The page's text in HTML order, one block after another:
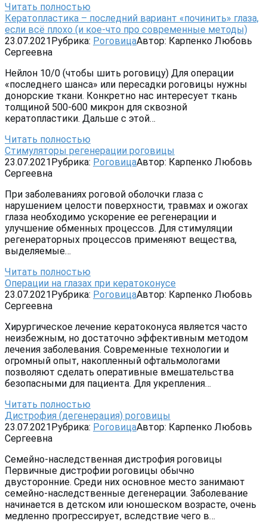
Читать полностью
Кератопластика – последний вариант «починить» глаза,
если всё плохо (и кое-что про современные методы)
23.07.2021Рубрика: РоговицаАвтор: Карпенко Любовь
Сергеевна
Нейлон 10/0 (чтобы шить роговицу) Для операции
«последнего шанса» или пересадки роговицы нужны
донорские ткани. Конкретно нас интересует ткань
толщиной 500-600 микрон для сквозной
кератопластики. Дальше с этой…
Читать полностью
Стимуляторы регенерации роговицы
23.07.2021Рубрика: РоговицаАвтор: Карпенко Любовь
Сергеевна
При заболеваниях роговой оболочки глаза с
нарушением целости поверхности, травмах и ожогах
глаза необходимо ускорение ее регенерации и
улучшение обменных процессов. Для стимуляции
регенераторных процессов применяют вещества,
выделяемые…
Читать полностью
Операции на глазах при кератоконусе
23.07.2021Рубрика: РоговицаАвтор: Карпенко Любовь
Сергеевна
Хирургическое лечение кератоконуса является часто
неизбежным, но достаточно эффективным методом
лечения заболевания. Современные технологии и
огромный опыт, накопленный офтальмологами
позволяют сделать оперативные вмешательства
безопасными для пациента. Для укрепления…
Читать полностью
Дистрофия (дегенерация) роговицы
23.07.2021Рубрика: РоговицаАвтор: Карпенко Любовь
Сергеевна
Семейно-наследственная дистрофия роговицы
Первичные дистрофии роговицы обычно
двусторонние. Среди них основное место занимают
семейно-наследственные дегенерации. Заболевание
начинается в детском или юношеском возрасте, очень
медленно прогрессирует, вследствие чего в…